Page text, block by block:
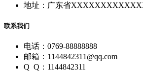
地址：广东省
联系我们
电话：0769-88888888
邮箱：1144842311@qq.com
Q Q：1144842311